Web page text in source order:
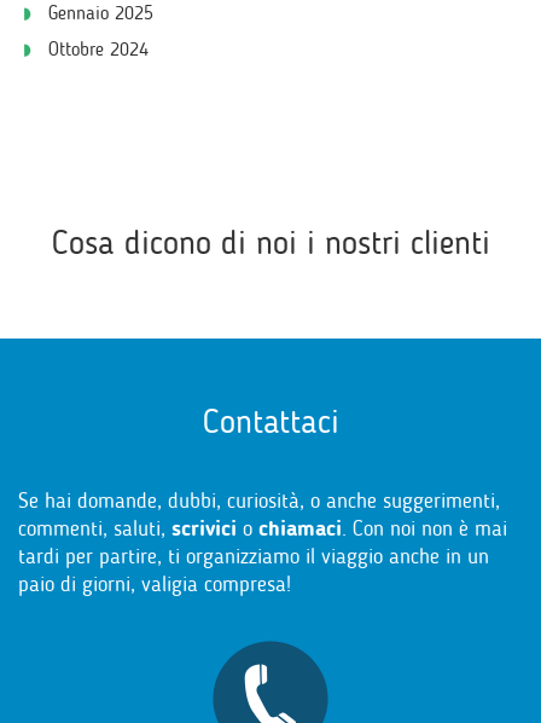
Gennaio 2025
Ottobre 2024
Cosa dicono di noi i nostri clienti
Contattaci
Se hai domande, dubbi, curiosità, o anche suggerimenti,
commenti, saluti, scrivici o chiamaci. Con noi non è mai
tardi per partire, ti organizziamo il viaggio anche in un
paio di giorni, valigia compresa!